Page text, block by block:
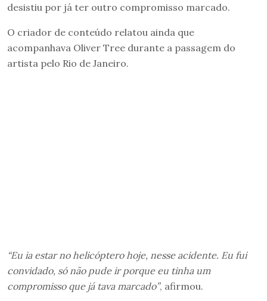
desistiu por já ter outro compromisso marcado.
O criador de conteúdo relatou ainda que
acompanhava Oliver Tree durante a passagem do
artista pelo Rio de Janeiro.
“Eu ia estar no helicóptero hoje, nesse acidente. Eu fui
convidado, só não pude ir porque eu tinha um
compromisso que já tava marcado”, afirmou.